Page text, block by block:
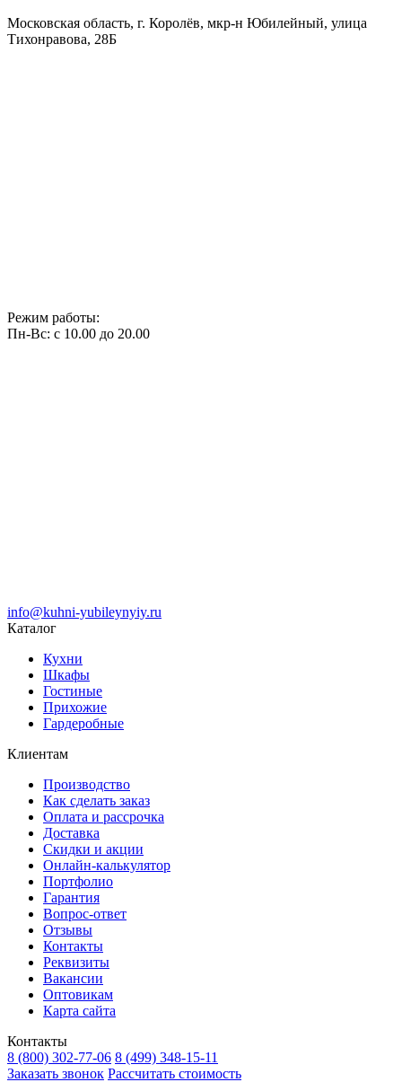
Московская область, г. Королёв, мкр-н Юбилейный, улица
Тихонравова, 28Б
Режим работы:
Пн-Вс: с 10.00 до 20.00
info@kuhni-yubileynyiy.ru
Каталог
Кухни
Шкафы
Гостиные
Прихожие
Гардеробные
Клиентам
Производство
Как сделать заказ
Оплата и рассрочка
Доставка
Скидки и акции
Онлайн-калькулятор
Портфолио
Гарантия
Вопрос-ответ
Отзывы
Контакты
Реквизиты
Вакансии
Оптовикам
Карта сайта
Контакты
8 (800) 302-77-06 8 (499) 348-15-11
Заказать звонок Рассчитать стоимость